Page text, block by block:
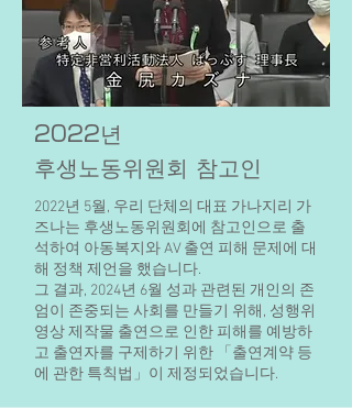
2022년
후생노동위원회 참고인
2022년 5월, 우리 단체의 대표 가나지리 가
즈나는 후생노동위원회에 참고인으로 출
석하여 아동복지와 AV 출연 피해 문제에 대
해 정책 제언을 했습니다.
그 결과, 2024년 6월 성과 관련된 개인의 존
엄이 존중되는 사회를 만들기 위해, 성행위
영상 제작물 출연으로 인한 피해를 예방하
고 출연자를 구제하기 위한 「출연계약 등
에 관한 특칙법」이 제정되었습니다.